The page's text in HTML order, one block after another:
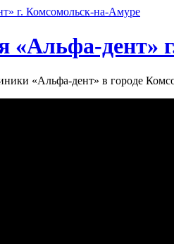
«‎Альфа-дент»‎
«‎Альфа-дент» в городе